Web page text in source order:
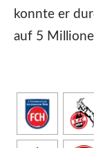
konnte er
auf 5